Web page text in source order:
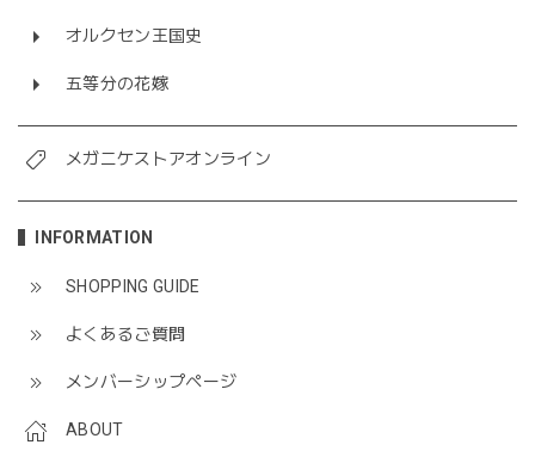
オルクセン王国史
五等分の花嫁
メガニケストアオンライン
INFORMATION
SHOPPING GUIDE
よくあるご質問
メンバーシップページ
ABOUT